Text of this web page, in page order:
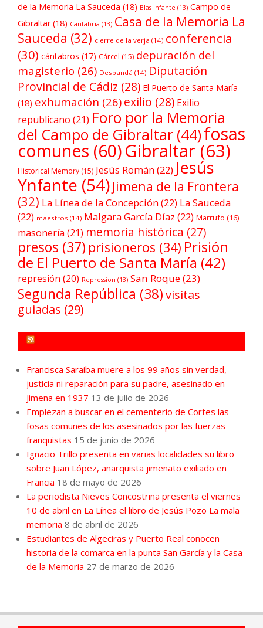
de la Memoria La Sauceda (18) Blas Infante (13) Campo de
Gibraltar(18) Cantabria (13) Casa de la Memoria La
Sauceda (32) cierre de la verja (14) conferencia
(30) cántabros (17) Cárcel (15) depuración del
magisterio (26) Desbandá (14) Diputación
Provincial de Cádiz (28) El Puerto de Santa María
(18) exhumación (26) exilio (28) Exilio
republicano (21) Foro por la Memoria
del Campo de Gibraltar (44)fosas
comunes (60)Gibraltar(63)
Historical Memory (15) Jesús Román(22) Jesús
Ynfante (54) Jimena de la Frontera
(32) La Línea de la Concepción(22) La Sauceda
(22) maestros (14) Malgara García Díaz (22) Marrufo (16)
masonería (21) memoria histórica (27)
presos (37) prisioneros (34) Prisión
de El Puerto de Santa María (42)
represión (20) Repression (13) San Roque(23)
Segunda República (38)visitas
guiadas (29)
Francisca Saraiba muere a los 99 años sin verdad,
justicia ni reparación para su padre, asesinado en
Jimena en 1937 13 de julio de 2026
Empiezan a buscar en el cementerio de Cortes las
fosas comunes de los asesinados por las fuerzas
franquistas 15 de junio de 2026
Ignacio Trillo presenta en varias localidades su libro
sobre Juan López, anarquista jimenato exiliado en
Francia 18 de mayo de 2026
La periodista Nieves Concostrina presenta el viernes
10 de abril en La Línea el libro de Jesús Pozo La mala
memoria 8 de abril de 2026
Estudiantes de Algeciras y Puerto Real conocen
historia de la comarca en la punta San García y la Casa
de la Memoria 27 de marzo de 2026